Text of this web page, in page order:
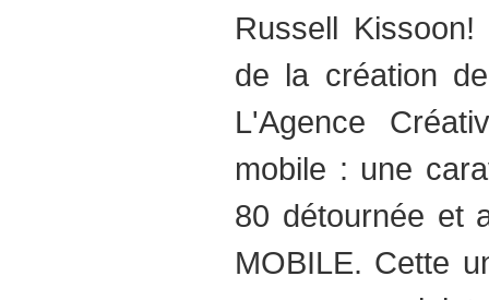
Russell
de la création
L'Agence
mobile : une
80 détournée et
MOBILE. Cette